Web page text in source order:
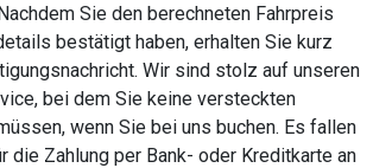
Sie den berechneten Fahrpreis
bestätigt haben, erhalten Sie kurz
Wir sind stolz auf unseren
bei dem Sie keine versteckten
wenn Sie bei uns buchen. Es fallen
die Zahlung per Bank- oder Kreditkarte an